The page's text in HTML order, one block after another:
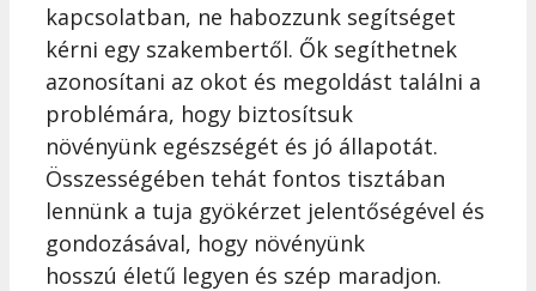
kapcsolatban, ne habozzunk segítséget
kérni egy szakembertől. Ők segíthetnek
azonosítani az okot és megoldást találni a
problémára, hogy biztosítsuk
növényünk egészségét és jó állapotát.
Összességében tehát fontos tisztában
lennünk a tuja gyökérzet jelentőségével és
gondozásával, hogy növényünk
hosszú életű legyen és szép maradjon.